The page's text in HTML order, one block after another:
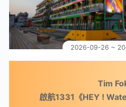
2026-09-26 ~
Tim
啟航1331《HEY !